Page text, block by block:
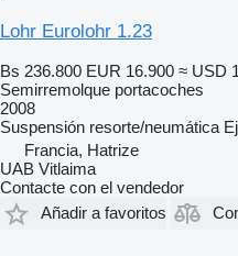
Lohr Eurolohr 1.23
Bs 236.800 EUR 16.900 ≈ USD
Semirremolque portacoches
2008
Suspensión resorte/neumática
Francia, Hatrize
UAB Vitlaima
Contacte con el vendedor
Añadir a favoritos